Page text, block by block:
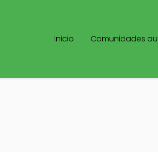
Inicio Comunidades